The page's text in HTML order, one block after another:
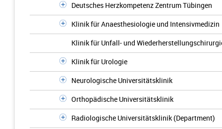
Deutsches Herzkompetenz Zentrum Tübingen
Klinik für Anaesthesiologie und Intensivmedizin
Klinik für Unfall- und
Klinik für Urologie
Neurologische Universitätsklinik
Orthopädische Universitätsklinik
Radiologische Universitätsklinik (Department)